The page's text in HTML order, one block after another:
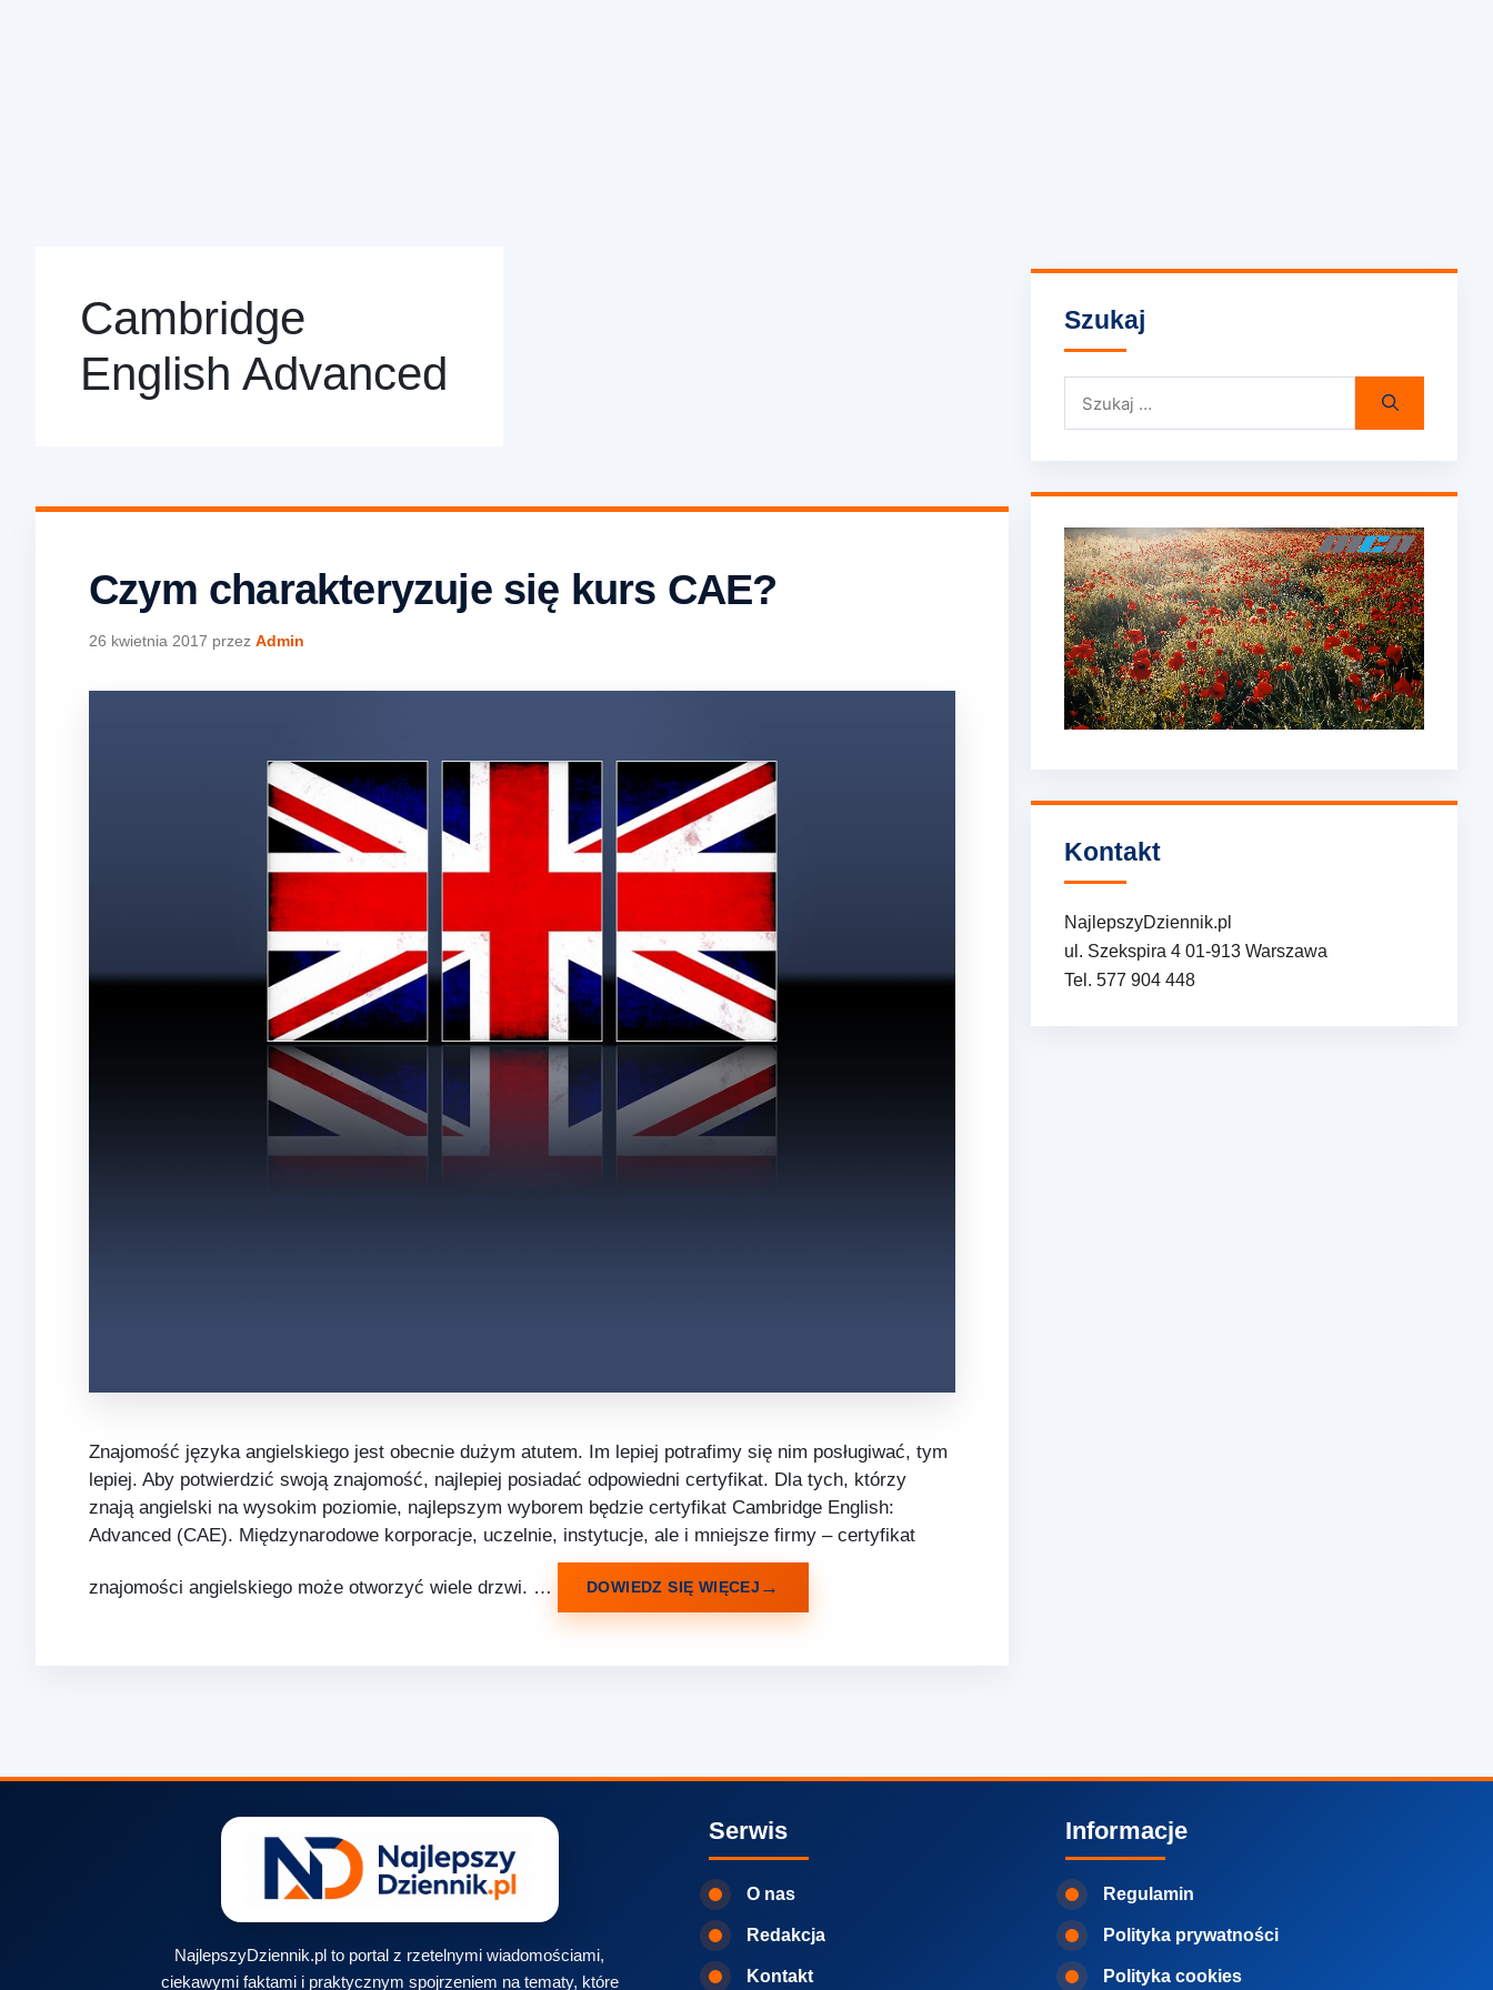
Cambridge
English Advanced
Czym charakteryzuje się kurs CAE?
26 kwietnia 2017 przez Admin
Znajomość języka angielskiego jest obecnie dużym atutem. Im lepiej potrafimy się nim posługiwać, tym
lepiej. Aby potwierdzić swoją znajomość, najlepiej posiadać odpowiedni certyfikat. Dla tych, którzy
znają angielski na wysokim poziomie, najlepszym wyborem będzie certyfikat Cambridge English:
Advanced (CAE). Międzynarodowe korporacje, uczelnie, instytucje, ale i mniejsze firmy – certyfikat
znajomości angielskiego może otworzyć wiele drzwi. … DOWIEDZ SIĘ WIĘCEJ
Szukaj
Kontakt
NajlepszyDziennik.pl
ul. Szekspira 4 01-913 Warszawa
Tel. 577 904 448
NajlepszyDziennik.pl to portal z rzetelnymi wiadomościami,
ciekawymi faktami i praktycznym spojrzeniem na tematy, które
Serwis
O nas
Redakcja
Kontakt
Informacje
Regulamin
Polityka prywatności
Polityka cookies